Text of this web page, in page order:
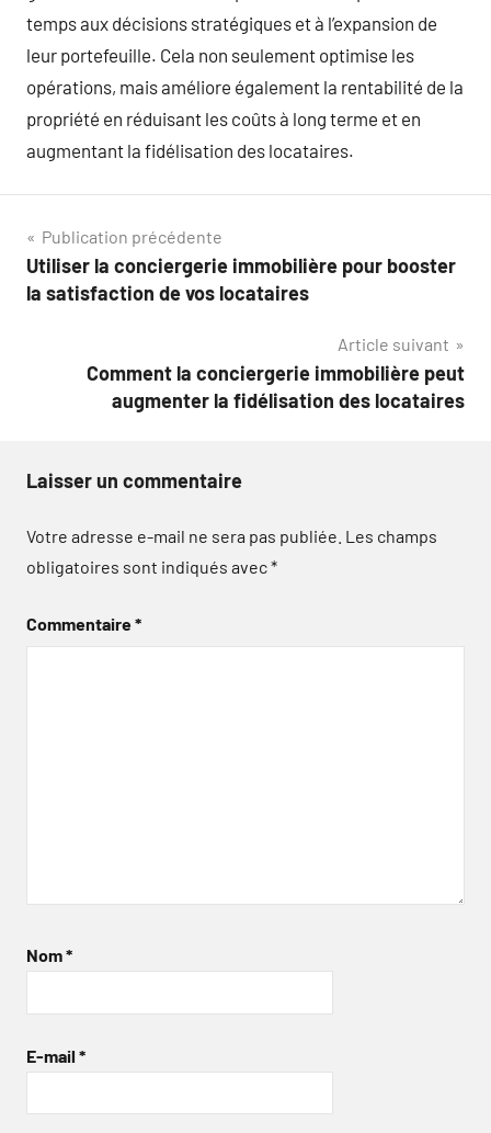
temps aux décisions stratégiques et à l’expansion de
leur portefeuille. Cela non seulement optimise les
opérations, mais améliore également la rentabilité de la
propriété en réduisant les coûts à long terme et en
augmentant la fidélisation des locataires.
Navigation
de
Publication précédente
Utiliser la conciergerie immobilière pour booster
la satisfaction de vos locataires
Article suivant
Comment la conciergerie immobilière peut
augmenter la fidélisation des locataires
Laisser un commentaire
Votre adresse e-mail ne sera pas publiée. Les champs
obligatoires sont indiqués avec*
Commentaire*
Nom*
E-mail *